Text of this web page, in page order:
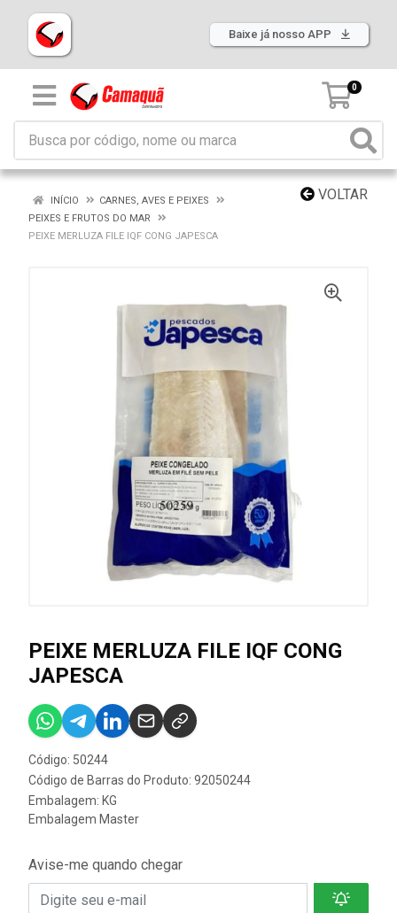
Baixe já nosso APP
0
VOLTAR
INÍCIO
CARNES, AVES E PEIXES
PEIXES E FRUTOS DO MAR
PEIXE MERLUZA FILE IQF CONG JAPESCA
PEIXE MERLUZA FILE IQF CONG
JAPESCA
Código: 50244
Código de Barras do Produto: 92050244
Embalagem: KG
Embalagem Master
Avise-me quando chegar